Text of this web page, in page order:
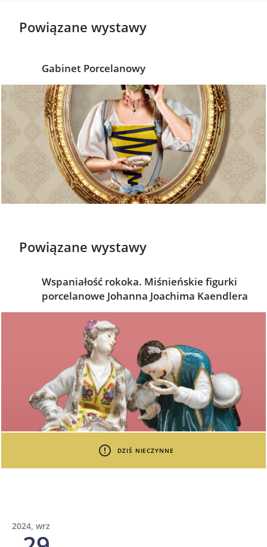
Powiązane wystawy
Gabinet Porcelanowy
Powiązane wystawy
Wspaniałość rokoka. Miśnieńskie figurki
porcelanowe Johanna Joachima Kaendlera
DZIŚ NIECZYNNE
2024, wrz